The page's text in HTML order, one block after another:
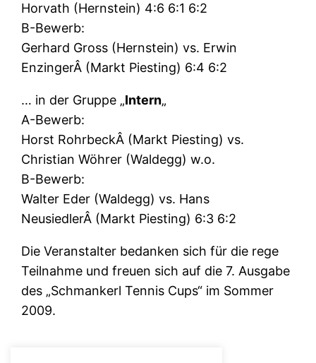
Horvath (Hernstein) 4:6 6:1 6:2
B-Bewerb:
Gerhard Gross (Hernstein) vs. Erwin
EnzingerÂ (Markt Piesting) 6:4 6:2
… in der Gruppe „Intern„
A-Bewerb:
Horst RohrbeckÂ (Markt Piesting) vs.
Christian Wöhrer (Waldegg) w.o.
B-Bewerb:
Walter Eder (Waldegg) vs. Hans
NeusiedlerÂ (Markt Piesting) 6:3 6:2
Die Veranstalter bedanken sich für die rege
Teilnahme und freuen sich auf die 7. Ausgabe
des „Schmankerl Tennis Cups“ im Sommer
2009.